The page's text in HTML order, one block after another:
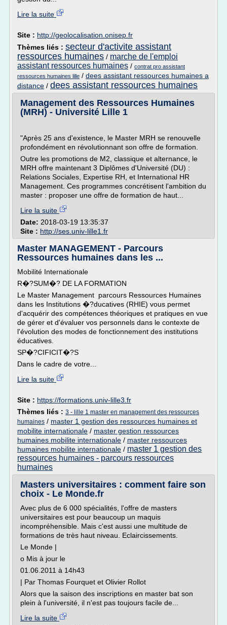
Lire la suite
Site : http://geolocalisation.onisep.fr
Thèmes liés : secteur d'activite assistant
ressources humaines / marche de l'emploi
assistant ressources humaines / contrat pro assistant
ressources humaines lille / dees assistant ressources humaines a
distance / dees assistant ressources humaines
Management des Ressources Humaines
(MRH) - Université Lille 1
"Après 25 ans d'exis­tence, le Master MRH se renouvelle
profondément en révolutionnant son offre de formation.
Outre les promo­tions de M2, clas­sique et alternance, le
MRH offre main­tenant 3 Diplômes d'Université (DU) :
Relations Sociales, Expertise RH, et Inter­national HR
Management. Ces programmes concrétisent l'ambition du
master : proposer une offre de formation de haut...
Lire la suite
Date: 2018-03-19 13:35:37
Site : http://ses.univ-lille1.fr
Master MANAGEMENT - Parcours
Ressources humaines dans les ...
Mobilité Internationale
R�?SUM�? DE LA FORMATION
Le Master Management parcours Ressources Humaines
dans les Institutions �?ducatives (RHIE) vous permet
d'acquérir des compétences théoriques et pratiques en vue
de gérer et d'évaluer vos personnels dans le contexte de
l'évolution des modes de fonctionnement des institutions
éducatives.
SP�?CIFICIT�?S
Dans le cadre de votre...
Lire la suite
Site : https://formations.univ-lille3.fr
Thèmes liés : 3 - lille 1 master en management des ressources
humaines / master 1 gestion des ressources humaines et
mobilite internationale / master gestion ressources
humaines mobilite internationale / master ressources
humaines mobilite internationale / master 1 gestion des
ressources humaines - parcours ressources
humaines
Masters universitaires : comment faire son
choix - Le Monde.fr
Avec plus de 6 000 spécialités, l'offre de masters
universitaires est pour beaucoup un maquis
incompréhensible. Mais c'est aussi une multitude de
formations de très haut niveau. Eclaircissements.
Le Monde |
o Mis à jour le
01.06.2011 à 14h43
| Par Thomas Fourquet et Olivier Rollot
Alors que la saison des inscriptions en master bat son
plein à l'université, il n'est pas toujours facile de...
Lire la suite